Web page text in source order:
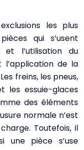
les plus
qui s’usent
l’utilisation du
de la
freins, les pneus,
les essuie-glaces
des éléments
normale n’est
Toutefois, il
pièce s’use